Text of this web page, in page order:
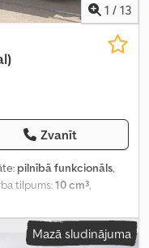
1 / 13
Zvanīt
pilnībā funkcionāls,
tilpums:10 cm³,
Mazā sludinājuma